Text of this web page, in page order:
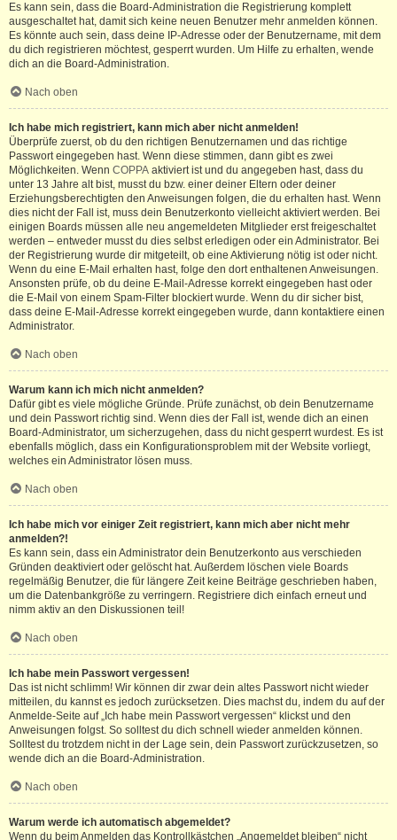
Es kann sein, dass die Board-Administration die Registrierung komplett
ausgeschaltet hat, damit sich keine neuen Benutzer mehr anmelden können.
Es könnte auch sein, dass deine IP-Adresse oder der Benutzername, mit dem
du dich registrieren möchtest, gesperrt wurden. Um Hilfe zu erhalten, wende
dich an die Board-Administration.
Nach oben
Ich habe mich registriert, kann mich aber nicht anmelden!
Überprüfe zuerst, ob du den richtigen Benutzernamen und das richtige
Passwort eingegeben hast. Wenn diese stimmen, dann gibt es zwei
Möglichkeiten. Wenn COPPA aktiviert ist und du angegeben hast, dass du
unter 13 Jahre alt bist, musst du bzw. einer deiner Eltern oder deiner
Erziehungsberechtigten den Anweisungen folgen, die du erhalten hast. Wenn
dies nicht der Fall ist, muss dein Benutzerkonto vielleicht aktiviert werden. Bei
einigen Boards müssen alle neu angemeldeten Mitglieder erst freigeschaltet
werden – entweder musst du dies selbst erledigen oder ein Administrator. Bei
der Registrierung wurde dir mitgeteilt, ob eine Aktivierung nötig ist oder nicht.
Wenn du eine E-Mail erhalten hast, folge den dort enthaltenen Anweisungen.
Ansonsten prüfe, ob du deine E-Mail-Adresse korrekt eingegeben hast oder
die E-Mail von einem Spam-Filter blockiert wurde. Wenn du dir sicher bist,
dass deine E-Mail-Adresse korrekt eingegeben wurde, dann kontaktiere einen
Administrator.
Nach oben
Warum kann ich mich nicht anmelden?
Dafür gibt es viele mögliche Gründe. Prüfe zunächst, ob dein Benutzername
und dein Passwort richtig sind. Wenn dies der Fall ist, wende dich an einen
Board-Administrator, um sicherzugehen, dass du nicht gesperrt wurdest. Es ist
ebenfalls möglich, dass ein Konfigurationsproblem mit der Website vorliegt,
welches ein Administrator lösen muss.
Nach oben
Ich habe mich vor einiger Zeit registriert, kann mich aber nicht mehr
anmelden?!
Es kann sein, dass ein Administrator dein Benutzerkonto aus verschieden
Gründen deaktiviert oder gelöscht hat. Außerdem löschen viele Boards
regelmäßig Benutzer, die für längere Zeit keine Beiträge geschrieben haben,
um die Datenbankgröße zu verringern. Registriere dich einfach erneut und
nimm aktiv an den Diskussionen teil!
Nach oben
Ich habe mein Passwort vergessen!
Das ist nicht schlimm! Wir können dir zwar dein altes Passwort nicht wieder
mitteilen, du kannst es jedoch zurücksetzen. Dies machst du, indem du auf der
Anmelde-Seite auf „Ich habe mein Passwort vergessen“ klickst und den
Anweisungen folgst. So solltest du dich schnell wieder anmelden können.
Solltest du trotzdem nicht in der Lage sein, dein Passwort zurückzusetzen, so
wende dich an die Board-Administration.
Nach oben
Warum werde ich automatisch abgemeldet?
Wenn du beim Anmelden das Kontrollkästchen „Angemeldet bleiben“ nicht